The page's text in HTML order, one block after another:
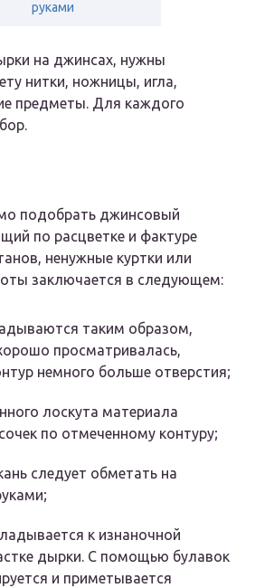
руками
на джинсах, нужны
нитки, ножницы, игла,
предметы. Для каждого
подобрать джинсовый
по расцветке и фактуре
ненужные куртки или
заключается в следующем:
таким образом,
просматривалась,
немного больше отверстия;
лоскута материала
по отмеченному контуру;
следует обметать на
к изнаночной
дырки. С помощью булавок
и приметывается